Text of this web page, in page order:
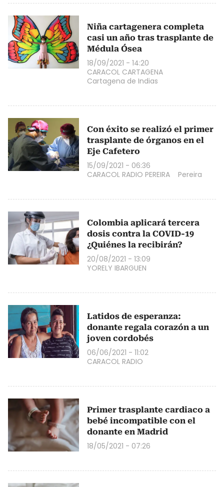
Niña cartagenera completa
casi un año tras trasplante de
Médula Ósea
18/09/2021 - 14:20
CARACOL CARTAGENA
Cartagena de Indias
Con éxito se realizó el primer
trasplante de órganos en el
Eje Cafetero
15/09/2021 - 06:36
CARACOL RADIO PEREIRA
Pereira
Colombia aplicará tercera
dosis contra la COVID-19
¿Quiénes la recibirán?
20/08/2021 - 13:09
YORELY IBARGUEN
Latidos de esperanza:
donante regala corazón a un
joven cordobés
06/06/2021 - 11:02
CARACOL RADIO
Primer trasplante cardiaco a
bebé incompatible con el
donante en Madrid
18/05/2021 - 07:26